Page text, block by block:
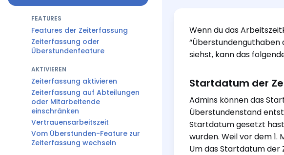
FEATURES
Features der Zeiterfassung
Zeiterfassung oder
Überstundenfeature
AKTIVIEREN
Zeiterfassung aktivieren
Zeiterfassung auf Abteilungen
oder Mitarbeitende
einschränken
Vertrauensarbeitszeit
Vom Überstunden-Feature zur
Zeiterfassung wechseln
Wenn du das
“Überstundenguthaben
siehst, kann das
Startdatum der
Admins können das
Überstundenstand
Startdatum gesetzt
wurden. Weil vor dem
Um das Startdatum der